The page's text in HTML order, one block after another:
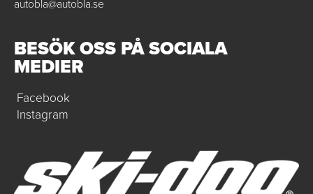
autobla@autobla.se
BESÖK OSS PÅ SOCIALA
MEDIER
Facebook
Instagram